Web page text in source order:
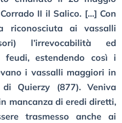
II il Salico. […] Con
riconosciuta ai vassalli
l’irrevocabilità ed
estendendo così i
i vassalli maggiori in
Quierzy (877). Veniva
mancanza di eredi diretti,
trasmesso anche ai